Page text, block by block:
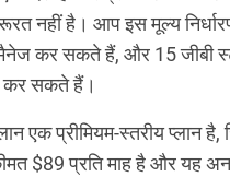
नहीं है। आप इस मूल्य
कर सकते हैं, और 15 जीबी
कर सकते हैं।
एक प्रीमियम-स्तरीय प्लान है,
$89 प्रति माह है और यह